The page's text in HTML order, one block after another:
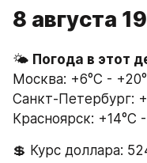
8 августа
🌤
Москва: +6°C -
Санкт-Петербург:
Красноярск: +14°C
💲 Курс доллара: